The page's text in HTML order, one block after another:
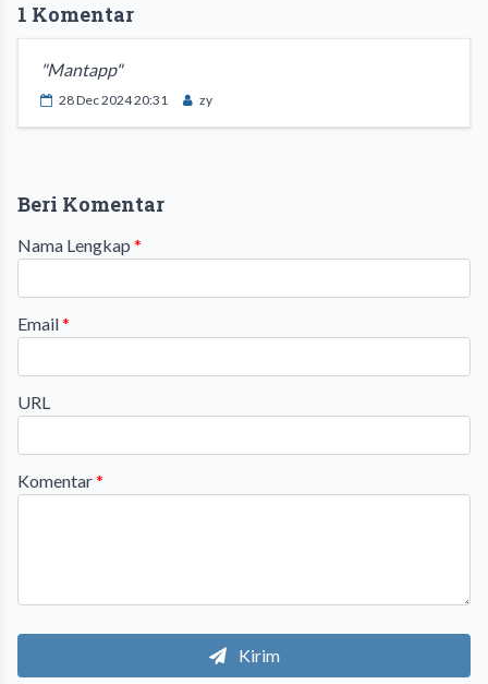
1 Komentar
"Mantapp"
28 Dec 2024 20:31 zy
Beri Komentar
Nama Lengkap *
Email*
URL
Komentar*
Kirim